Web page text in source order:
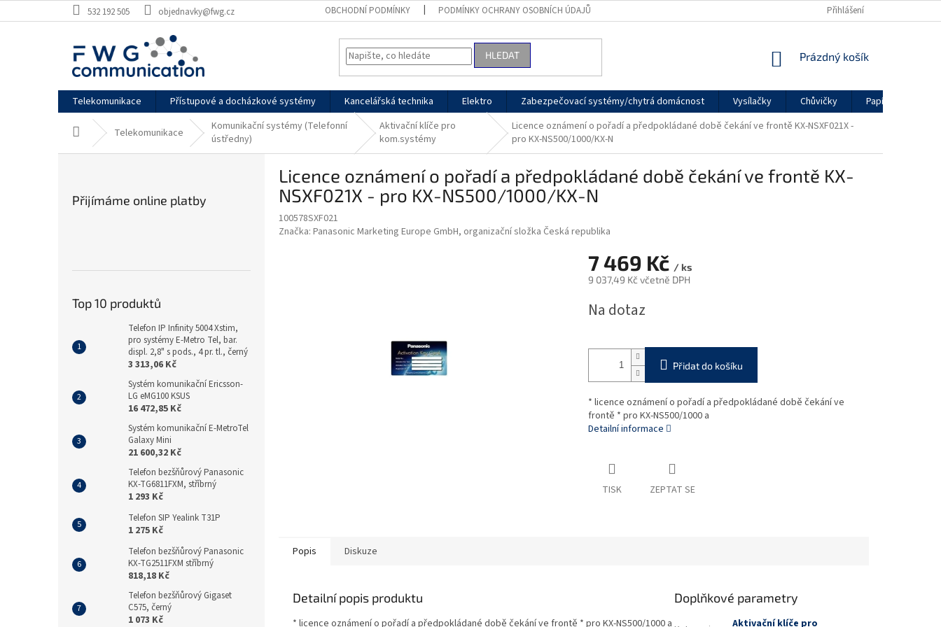
na
532 192 505 objednavky@fwg.cz OBCHODNÍ PODMÍNKY PODMÍNKY OCHRANY OSOBNÍCH ÚDAJŮ Přihlášení
HLEDAT
NÁKUPNÍ
Prázdný košík
Telekomunikace Přístupové a docházkové systémy Kancelářská technika Elektro Zabezpečovací systémy/chytrá domácnost Vysílačky Chůvičky Papírenské zboží
Domů Telekomunikace
Komunikační systémy (Telefonní
ústředny)
Aktivační klíče pro
kom.systémy
Licence oznámení o pořadí a předpokládané době čekání ve frontě KX-NSXF021X -
pro KX-NS500/1000/KX-N
Přijímáme online platby
Top 10 produktů
Telefon IP Infinity 5004 Xstim,
pro systémy E-Metro Tel, bar.
displ. 2,8" s pods., 4 pr. tl., černý
3 313,06 Kč
Systém komunikační Ericsson-
LG eMG100 KSUS
16 472,85 Kč
Systém komunikační E-MetroTel
Galaxy Mini
21 600,32 Kč
Telefon bezšňůrový Panasonic
KX-TG6811FXM, stříbrný
1 293 Kč
Telefon SIP Yealink T31P
1 275 Kč
Telefon bezšňůrový Panasonic
KX-TG2511FXM stříbrný
818,18 Kč
Telefon bezšňůrový Gigaset
C575, černý
1 073 Kč
Licence oznámení o pořadí a předpokládané době čekání ve frontě KX-
NSXF021X - pro KX-NS500/1000/KX-N
100578SXF021
Značka: Panasonic Marketing Europe GmbH, organizační složka Česká republika
7 469 Kč / ks
9 037,49 Kč včetně DPH
cena:
Na dotaz
Přidat do košíku
* licence oznámení o pořadí a předpokládané době čekání ve
frontě * pro KX-NS500/1000 a
Detailní informace
TISK ZEPTAT SE
Popis Diskuze
Detailní popis produktu
* licence oznámení o pořadí a předpokládané době čekání ve frontě * pro KX-NS500/1000 a
Doplňkové parametry
Aktivační klíče pro